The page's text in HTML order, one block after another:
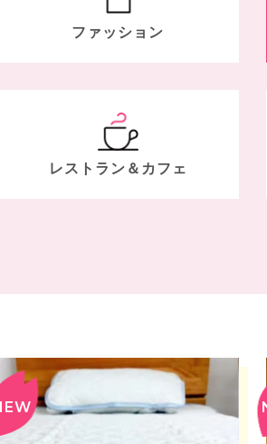
ファッション
レストラン＆ カフェ